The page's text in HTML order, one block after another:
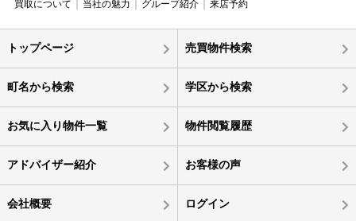
買取について
当社の魅力 グループ紹介 来店予約
トップページ 売買物件検索
町名から検索 学区から検索
お気に入り物件一覧 物件閲覧履歴
アドバイザー紹介 お客様の声
会社概要 ログイン